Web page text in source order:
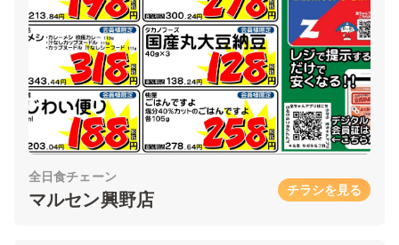
全日食チェーン
マルセン興野店 チラシを見る